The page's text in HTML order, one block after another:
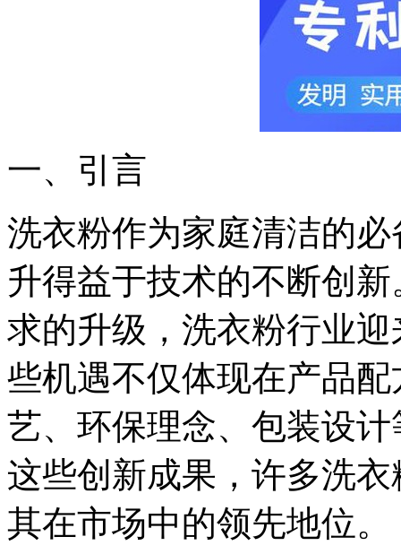
一、引言
洗衣粉作为家庭清洁的
升得益于技术的不断创
求的升级，洗衣粉行业
些机遇不仅体现在产品
艺、环保理念、包装设
这些创新成果，许多洗
其在市场中的领先地位。